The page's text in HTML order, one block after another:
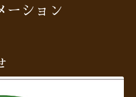
ーション